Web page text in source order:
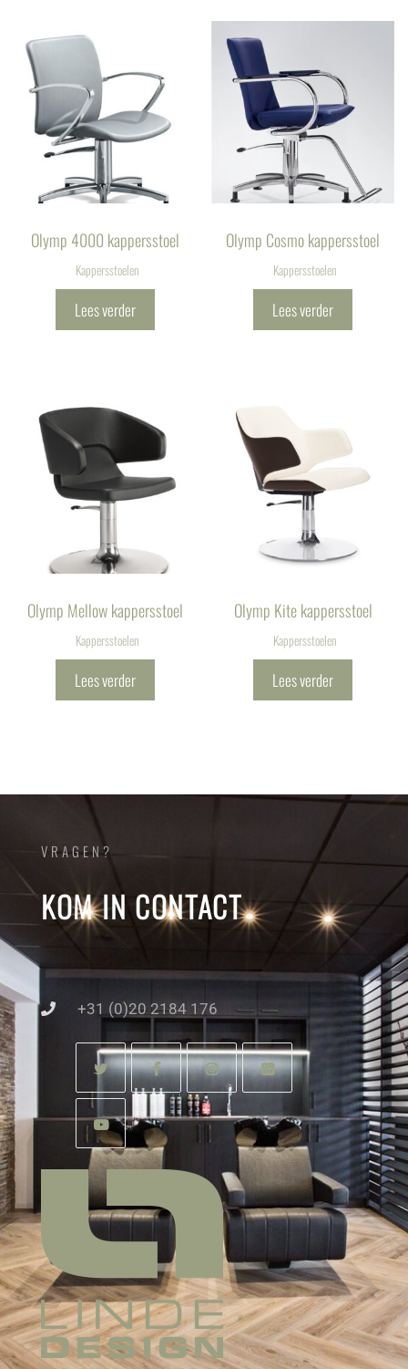
Olymp 4000 kappersstoel
Kappersstoelen
Lees verder
Olymp Cosmo kappersstoel
Kappersstoelen
Lees verder
Olymp Mellow kappersstoel
Kappersstoelen
Lees verder
Olymp Kite kappersstoel
Kappersstoelen
Lees verder
VRAGEN?
KOM IN CONTACT
+31 (0)20 2184 176